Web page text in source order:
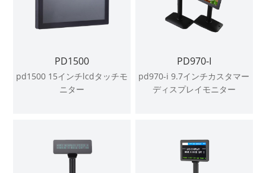
PD1500
pd1500 15インチlcdタッチモ
ニター
PD970-I
pd970-i 9.7インチカスタマー
ディスプレイモニター